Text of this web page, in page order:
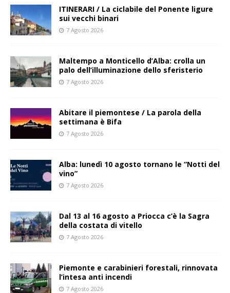
ITINERARI / La ciclabile del Ponente ligure
sui vecchi binari
7 Agosto 2026
Maltempo a Monticello d’Alba: crolla un
palo dell’illuminazione dello sferisterio
7 Agosto 2026
Abitare il piemontese / La parola della
settimana è Bifa
7 Agosto 2026
Alba: lunedì 10 agosto tornano le “Notti del
vino”
7 Agosto 2026
Dal 13 al 16 agosto a Priocca c’è la Sagra
della costata di vitello
7 Agosto 2026
Piemonte e carabinieri forestali, rinnovata
l’intesa anti incendi
7 Agosto 2026